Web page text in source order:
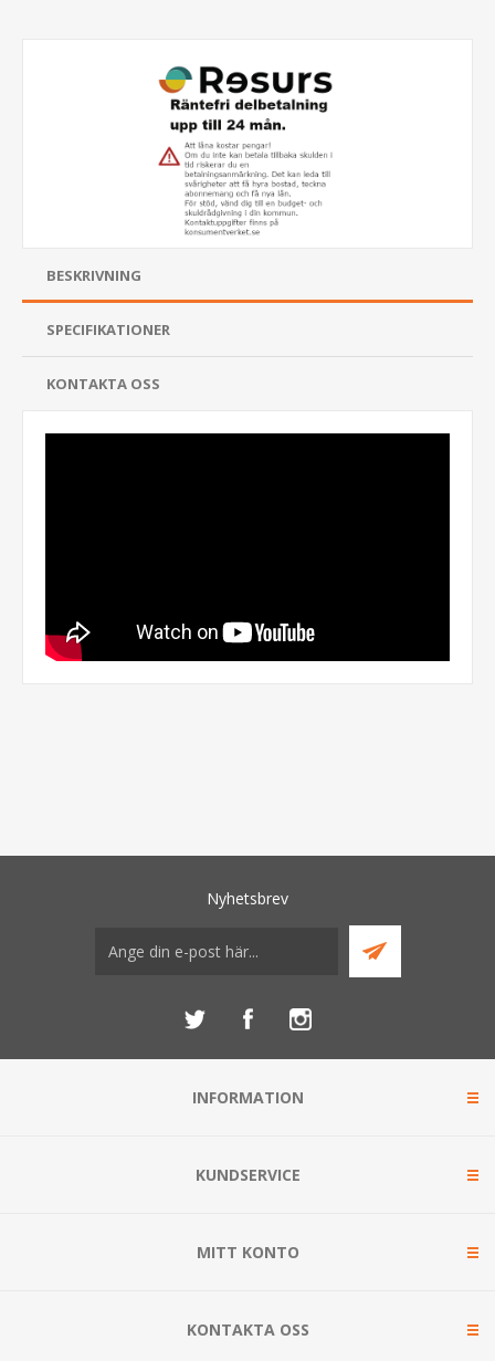
BESKRIVNING
SPECIFIKATIONER
KONTAKTA OSS
Nyhetsbrev
INFORMATION
KUNDSERVICE
MITT KONTO
KONTAKTA OSS